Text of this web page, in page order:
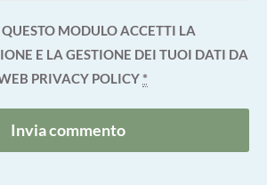
MODULO ACCETTI LA
E LA GESTIONE DEI TUOI DATI DA
PRIVACY POLICY*